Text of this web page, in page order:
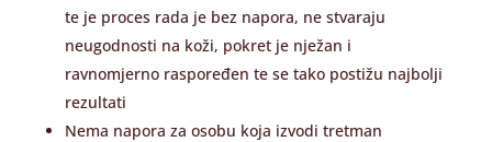
te je proces rada je bez napora, ne stvaraju
neugodnosti na koži, pokret je nježan i
ravnomjerno raspoređen te se tako postižu najbolji
rezultati
Nema napora za osobu koja izvodi tretman